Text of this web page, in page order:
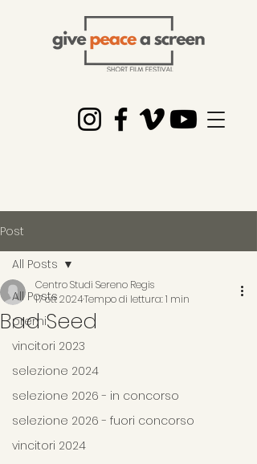
Post
All Posts
premi
vincitori 2023
selezione 2024
selezione 2026 - in concorso
selezione 2026 - fuori concorso
vincitori 2024
All Posts
Bad Seed
Centro Studi Sereno Regis
17 ott 2024Tempo di lettura: 1 min